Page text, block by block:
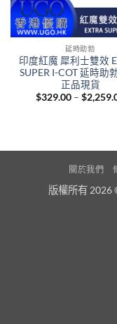
延時助勃
印度紅魔 犀利士雙效
SUPER I-COT 延時助
正品現貨
$329.00 – $
關於我們
版權所有 2026